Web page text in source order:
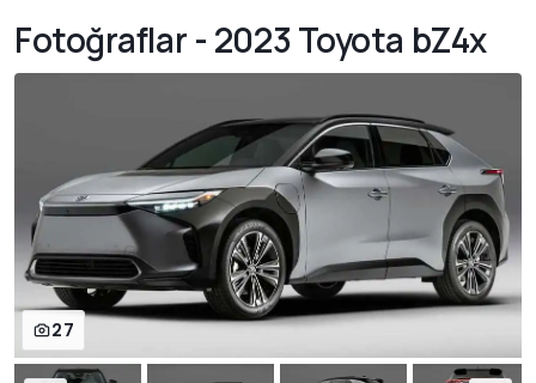
Fotoğraflar - 2023 Toyota bZ4x
27